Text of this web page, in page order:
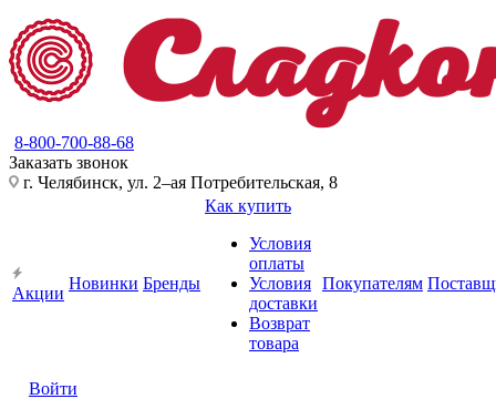
8-800-700-88-68
Заказать звонок
г. Челябинск, ул. 2–ая Потребительская, 8
Акции
Новинки Бренды
Как купить
Условия
оплаты
Условия
доставки
Возврат
товара
Покупателям
Войти